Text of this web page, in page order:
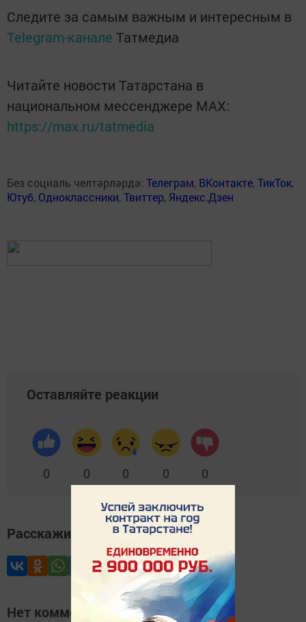
Следите за самым важным и интересным в
Telegram-канале Татмедиа
Читайте новости Татарстана в
национальном мессенджере MАХ:
https://max.ru/tatmedia
Без социаль челтәрләрдә: Телеграм, ВКонтакте,ТикТок,
Ютуб, Одноклассники,Твиттер, Яндекс.Дзен
Оставляйте реакции
0 0 0 0 0
Расскажите друзьям
Нет комментариев